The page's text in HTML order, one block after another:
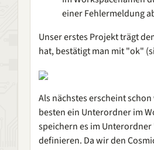
einer Fehlermeldung
Unser erstes Projekt trägt
hat, bestätigt man mit "ok"
Als nächstes erscheint
besten ein Unterordner im
speichern es im
definieren. Da wir den